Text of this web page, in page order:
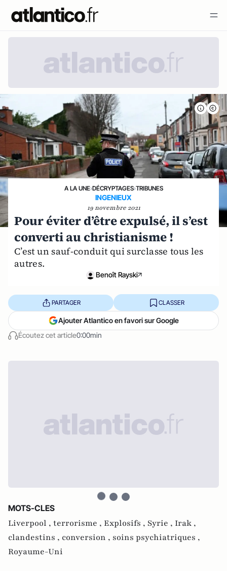
A LA UNE›DÉCRYPTAGES›TRIBUNES
INGENIEUX
19 novembre 2021
Pour éviter d’être expulsé, il s’est
converti au christianisme !
C’est un sauf-conduit qui surclasse tous les
autres.
Benoît Rayski
Écoutez cet article0:00min
PARTAGER CLASSER
Ajouter Atlantico en favori sur Google
MOTS-CLES
Liverpool , terrorisme , Explosifs , Syrie , Irak ,
clandestins , conversion , soins psychiatriques ,
Royaume-Uni